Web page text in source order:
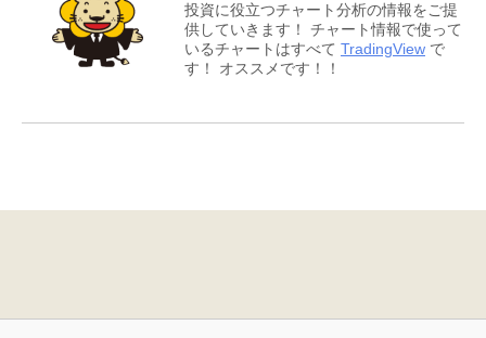
投資に役立つチャート分析の情報をご提
供していきます！ チャート情報で使って
いるチャートはすべて TradingView で
す！ オススメです！！